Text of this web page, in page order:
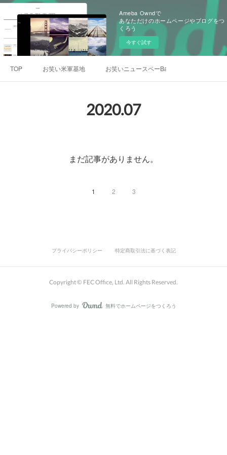
Ameba Owndで
あなただけのホームページやブログをつ
くろう
今すぐ試す
TOP お笑い米軍基地 お笑いニュースペーBar
2020.07
まだ記事がありません。
1 2 3
プライバシーポリシー 特定商取引法に基づく表記
Copyright ©️ FEC Office, Ltd. All Rights Reserved.
Powered by AmebaOwnd
無料でホームページをつくろう